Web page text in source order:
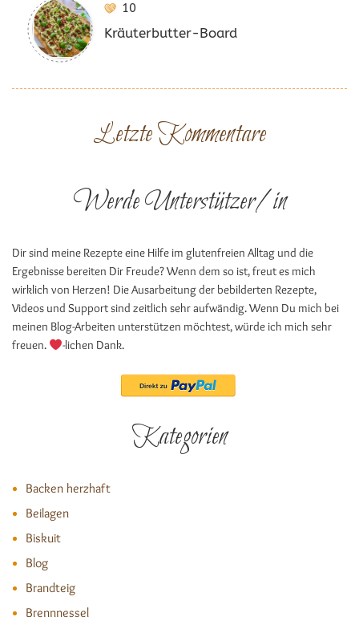
10
Kräuterbutter-Board
Letzte Kommentare
Werde Unterstützer/in
Dir sind meine Rezepte eine Hilfe im glutenfreien Alltag und die
Ergebnisse bereiten Dir Freude? Wenn dem so ist, freut es mich
wirklich von Herzen! Die Ausarbeitung der bebilderten Rezepte,
Videos und Support sind zeitlich sehr aufwändig. Wenn Du mich bei
meinen Blog-Arbeiten unterstützen möchtest, würde ich mich sehr
freuen.
-lichen Dank.
Kategorien
Backen herzhaft
Beilagen
Biskuit
Blog
Brandteig
Brennnessel